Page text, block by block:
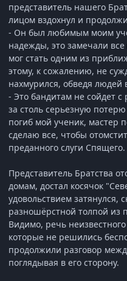
представитель нашего
лицом вздохнул и
- Он был любимым моим
надежды, это замечали
мог стать одним из
этому, к сожалению, не
нахмурился, обведя людей
- Это бандитам не сойдет с
за столь серьезную
погиб мой ученик, мастер
сделаю все, чтобы
преданного слуги Спящего.
Представитель Братства
домам, достал косячок
удовольствием затянулся,
разношёрстной толпой из
Видимо, речь
которые не решились
продолжили разговор
поглядывая в его сторону.